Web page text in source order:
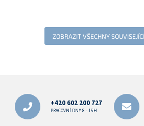
ZOBRAZIT VŠECHNY
+420 602 200 727
PRACOVNÍ DNY 8 - 15H